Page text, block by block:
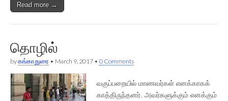
Read more →
தொழில்
byகங்காதுரை • March 9, 2017 • 0 Comments
வகுப்பறையில் மாணவர்கள் எனக்காகக்
காத்திருந்தனர். அவர்களுக்கும் எனக்கும்